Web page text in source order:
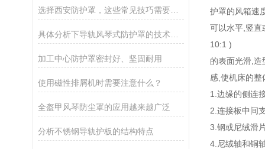
选择西安防护罩，这些常见技巧需要告诉你
具体分析下导轨风琴式防护罩的技术原理
加工中心防护罩密封好、坚固耐用
使用磁性排屑机时需要注意什么？
全盔甲风琴防尘罩的应用越来越广泛
分析不锈钢导轨护板的结构特点
护罩的风箱速
可以水平,竖直
10:1 )
的表面光滑,
感,使机床的整
1.边缘
2.连接
3.钢
4.尼绒轴和铜